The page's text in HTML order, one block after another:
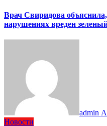
Врач Свиридова
нарушениях вреден
admin
Новости